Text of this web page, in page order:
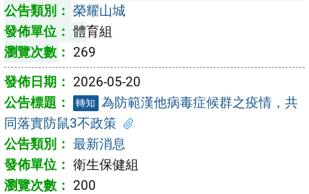
榮耀山城
體育組
269
2026-05-20
轉知 為防範漢他病毒症候群之疫情，共
同落實防鼠3不政策
最新消息
衛生保健組
200